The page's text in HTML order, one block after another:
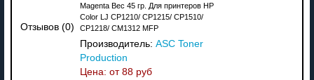
Отзывов (0)
Magenta Вес 45 гр. Для принтеров HP
Color LJ CP1210/ CP1215/ CP1510/
CP1218/ CM1312 MFP
Производитель: ASC Toner
Production
Цена: от 88 руб